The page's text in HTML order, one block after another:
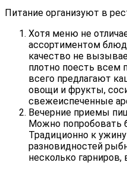
Питание организуют в
Хотя меню не
ассортиментом
качество не
плотно поесть всем
всего предлагают
овощи и фрукты,
свежеиспеченные
Вечерние приемы
Можно попробовать
Традиционно к
разновидностей
несколько